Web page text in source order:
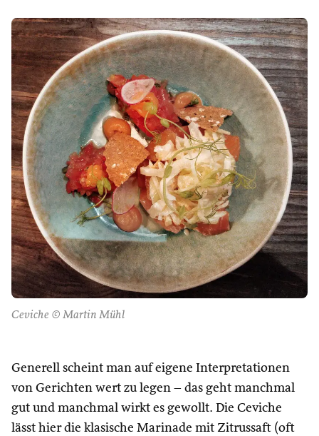
Ceviche © Martin Mühl
Generell scheint man auf eigene Interpretationen
von Gerichten wert zu legen – das geht manchmal
gut und manchmal wirkt es gewollt. Die Ceviche
lässt hier die klasische Marinade mit Zitrussaft (oft